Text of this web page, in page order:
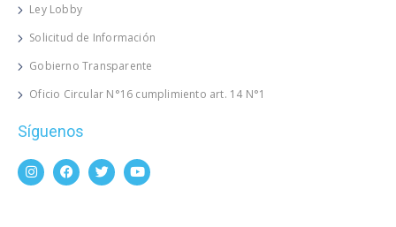
Ley Lobby
Solicitud de Información
Gobierno Transparente
Oficio Circular N°16 cumplimiento art. 14 N°1
Síguenos